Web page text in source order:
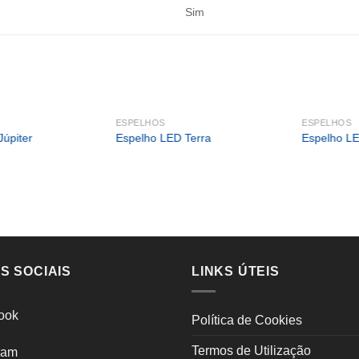
Sim
ESPELHOS
Espelho LED Terra
ESPELHOS
Espelho
SOCIAIS LINKS ÚTEIS
Política de Cookies
Termos de Utilização